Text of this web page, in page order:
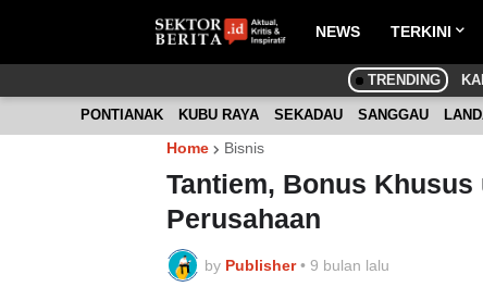
NEWS TERKINI
TRENDING
PONTIANAK KUBU RAYA SEKADAU SANGGAU
Home Bisnis
Tantiem, Bonus
Perusahaan
by Publisher • 9 bulan lalu